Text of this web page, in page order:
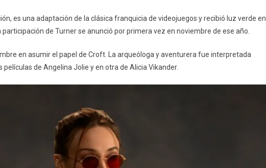
es una adaptación de la clásica franquicia de videojuegos y recibió luz verde en
participación de Turner se anunció por primera vez en noviembre de ese año.
en asumir el papel de Croft. La arqueóloga y aventurera fue interpretada
de Angelina Jolie y en otra de Alicia Vikander.